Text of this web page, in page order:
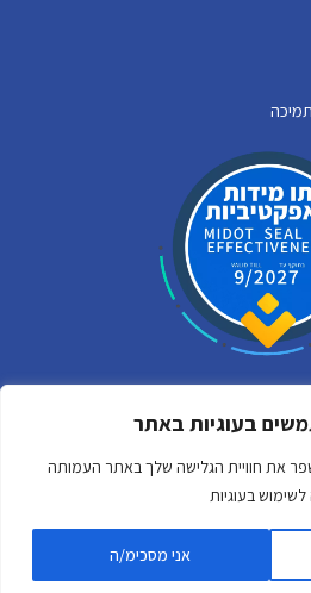
בעוגיות באתר
את חוויית הגלישה שלך באתר העמותה
בעוגיות
אני מסכימ/ה
F
a
c
e
o
Y
o
u
t
b
By digital express